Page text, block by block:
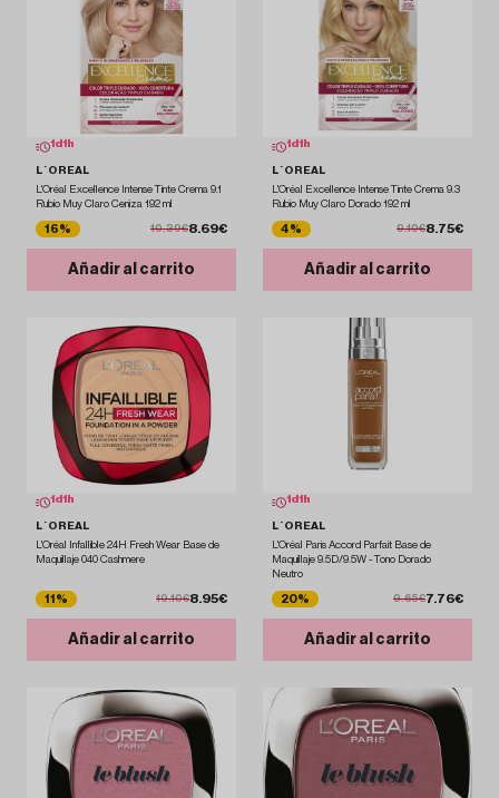
1 d 1 h
L´OREAL
L'Oréal Excellence Intense Tinte Crema 9.1
Rubio Muy Claro Ceniza 192 ml
16% 10.39€8.69€
Añadir al carrito
1 d 1 h
L´OREAL
L'Oréal Excellence Intense Tinte Crema 9.3
Rubio Muy Claro Dorado 192 ml
4% 9.10€8.75€
Añadir al carrito
1 d 1 h
L´OREAL
L'Oréal Infallible 24H Fresh Wear Base de
Maquillaje 040 Cashmere
11% 10.10€8.95€
Añadir al carrito
1 d 1 h
L´OREAL
L'Oréal Paris Accord Parfait Base de
Maquillaje 9.5D/9.5W - Tono Dorado
Neutro
20% 9.65€7.76€
Añadir al carrito